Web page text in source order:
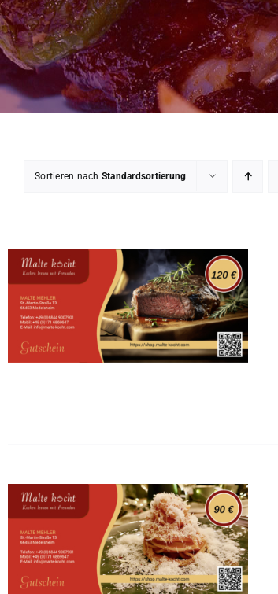
Sortieren nach Standardsortierung